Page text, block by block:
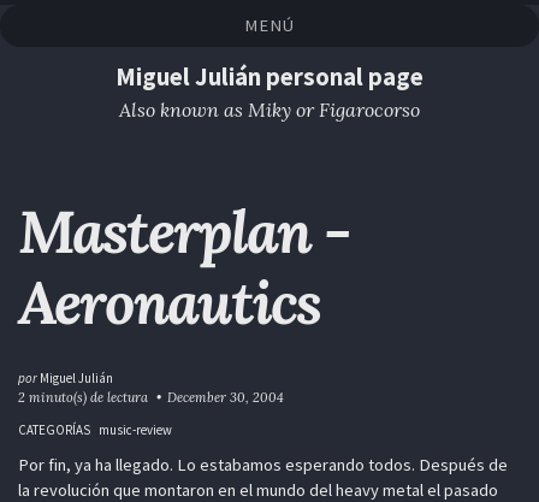
MENÚ
Miguel Julián personal page
Also known as Miky or Figarocorso
Masterplan -
Aeronautics
por Miguel Julián
2 minuto(s) de lectura
December 30, 2004
CATEGORÍAS
music-review
Por fin, ya ha llegado. Lo estabamos esperando todos. Después de
la revolución que montaron en el mundo del heavy metal el pasado